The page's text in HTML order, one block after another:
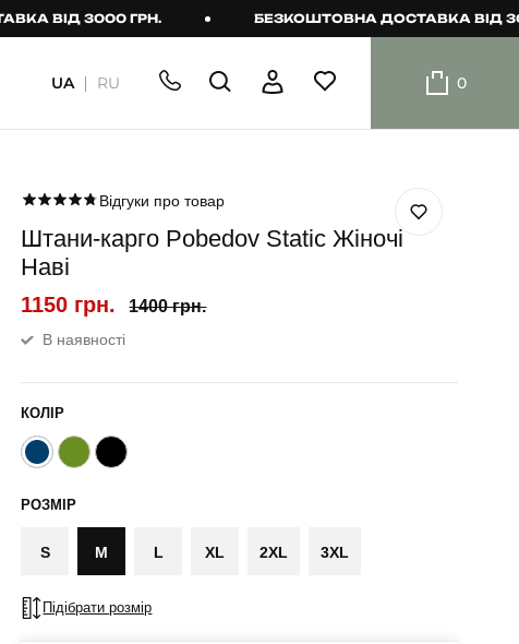
3000 ГРН. БЕЗКОШТОВНА ДОСТАВКА ВІД 3000
шорти
Шорти
UA RU 0
Відгуки про товар
Штани-карго Pobedov Static Жіночі
Наві
1150 грн. 1400 грн.
В наявності
КОЛІР
РОЗМІР
S M L XL 2XL 3XL
Підібрати розмір